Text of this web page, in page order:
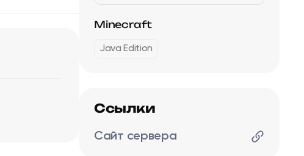
Minecraft
Java Edition
Ссылки
Сайт сервера